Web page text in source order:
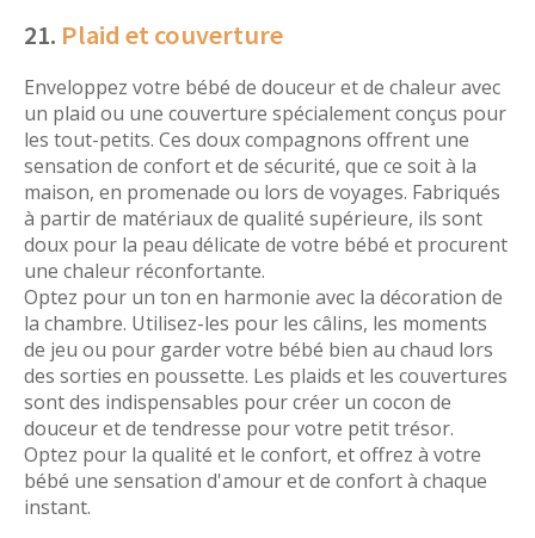
21. Plaid et couverture
Enveloppez votre bébé de douceur et de chaleur avec
un plaid ou une couverture spécialement conçus pour
les tout-petits. Ces doux compagnons offrent une
sensation de confort et de sécurité, que ce soit à la
maison, en promenade ou lors de voyages. Fabriqués
à partir de matériaux de qualité supérieure, ils sont
doux pour la peau délicate de votre bébé et procurent
une chaleur réconfortante.
Optez pour un ton en harmonie avec la décoration de
la chambre. Utilisez-les pour les câlins, les moments
de jeu ou pour garder votre bébé bien au chaud lors
des sorties en poussette. Les plaids et les couvertures
sont des indispensables pour créer un cocon de
douceur et de tendresse pour votre petit trésor.
Optez pour la qualité et le confort, et offrez à votre
bébé une sensation d'amour et de confort à chaque
instant.